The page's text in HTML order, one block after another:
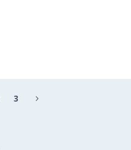
3 